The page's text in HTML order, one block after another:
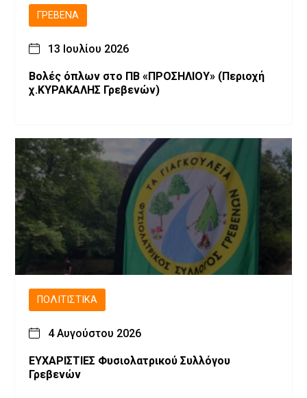
ΓΡΕΒΕΝΆ
13 Ιουλίου 2026
Βολές όπλων στο ΠΒ «ΠΡΟΣΗΛΙΟΥ» (Περιοχή
χ.ΚΥΡΑΚΑΛΗΣ Γρεβενών)
ΠΟΛΙΤΙΣΤΙΚΆ
4 Αυγούστου 2026
ΕΥΧΑΡΙΣΤΙΕΣ Φυσιολατρικού Συλλόγου
Γρεβενών